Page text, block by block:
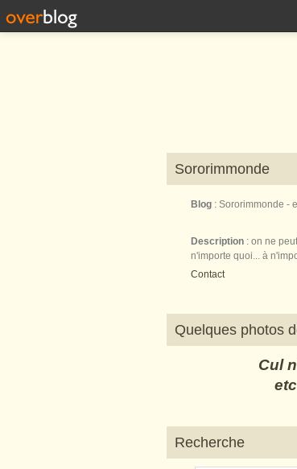
Sororimmonde
Blog : Sororimmonde -
Description : on ne
n'importe quoi... à
Contact
Quelques photos
Cul
etc
Recherche